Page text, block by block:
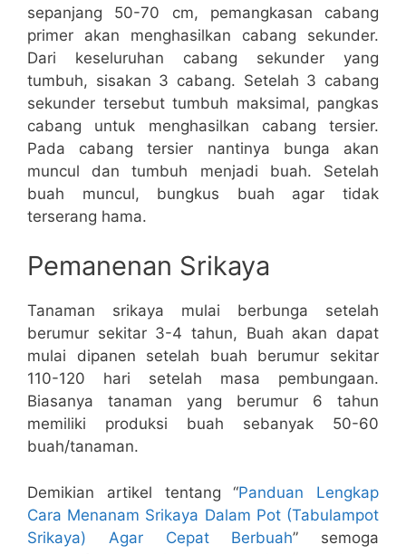
sepanjang 50-70 cm, pemangkasan cabang
primer akan menghasilkan cabang sekunder.
Dari keseluruhan cabang sekunder yang
tumbuh, sisakan 3 cabang. Setelah 3 cabang
sekunder tersebut tumbuh maksimal, pangkas
cabang untuk menghasilkan cabang tersier.
Pada cabang tersier nantinya bunga akan
muncul dan tumbuh menjadi buah. Setelah
buah muncul, bungkus buah agar tidak
terserang hama.
Pemanenan Srikaya
Tanaman srikaya mulai berbunga setelah
berumur sekitar 3-4 tahun, Buah akan dapat
mulai dipanen setelah buah berumur sekitar
110-120 hari setelah masa pembungaan.
Biasanya tanaman yang berumur 6 tahun
memiliki produksi buah sebanyak 50-60
buah/tanaman.
Demikian artikel tentang “Panduan Lengkap
Cara Menanam Srikaya Dalam Pot (Tabulampot
Srikaya) Agar Cepat Berbuah” semoga